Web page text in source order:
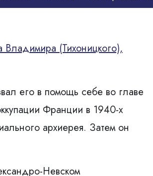
Владимира (Тихоницкого),
его в помощь себе во главе
Франции в 1940-х
архиерея. Затем он
Невском